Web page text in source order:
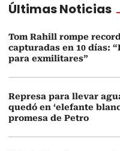
Últimas Noticias
Tom Rahill rompe
capturadas en 10 días:
para exmilitares”
Represa para llevar
quedó en ‘elefante
promesa de Petro